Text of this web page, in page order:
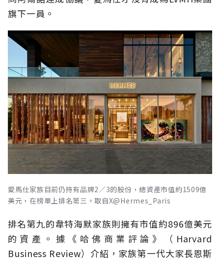
旗下一員。
愛馬仕家族目前仍持有品牌2／3的股份，總資產市值約1509億
美元，在榜單上排名第三。取自X@Hermes_Paris
排名第九的韋特海默家族則擁有市值約896億美元
的資產。據《哈佛商業評論》（Harvard
Business Review）介紹，家族第一代大家長恩斯